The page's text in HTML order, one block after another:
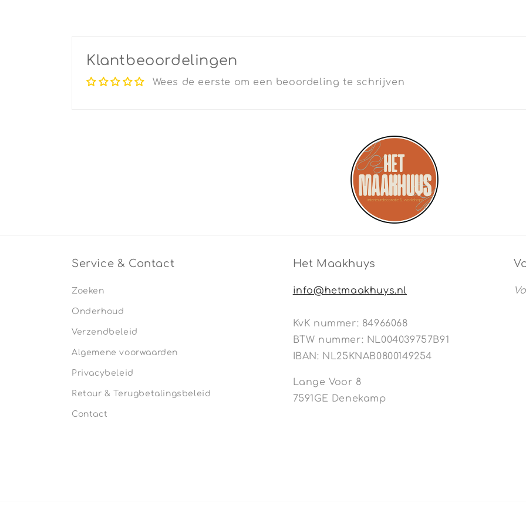
Klantbeoordelingen
Wees de eerste om een beoordeling te schrijven
Service & Contact
Zoeken
Onderhoud
Verzendbeleid
Algemene voorwaarden
Privacybeleid
Retour & Terugbetalingsbeleid
Contact
Het Maakhuys
info@hetmaakhuys.nl
KvK nummer: 84966068
BTW nummer: NL004039757B91
IBAN: NL25KNAB0800149254
Lange Voor 8
7591GE Denekamp